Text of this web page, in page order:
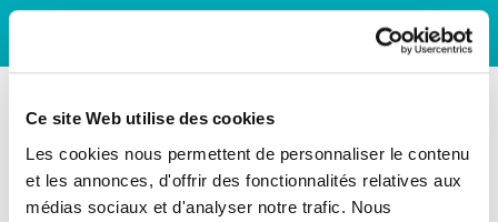
Ce site Web utilise des cookies
Les cookies nous permettent de personnaliser le contenu
et les annonces, d'offrir des fonctionnalités relatives aux
médias sociaux et d'analyser notre trafic. Nous